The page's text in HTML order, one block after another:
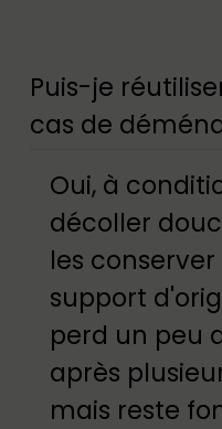
Puis-je
cas de
Oui, à
décoller
les
support
perd un peu
après
mais reste